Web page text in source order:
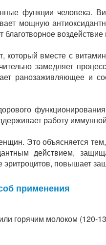
функции человека.
мощную
вместе с
замедляет
ранозаживляющее и
работу
Это объясняется
действием,
эритроцитов, повышает
применения
горячим молоком